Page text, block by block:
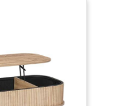
fois relevé. Instable ?
durable] Fabriqué en
robustes et doté d’un
de rangement est solide
supporter jusqu’à 136
une vraie tranquillité
Les pieds noirs et
camel de cette table
ambiance industrielle